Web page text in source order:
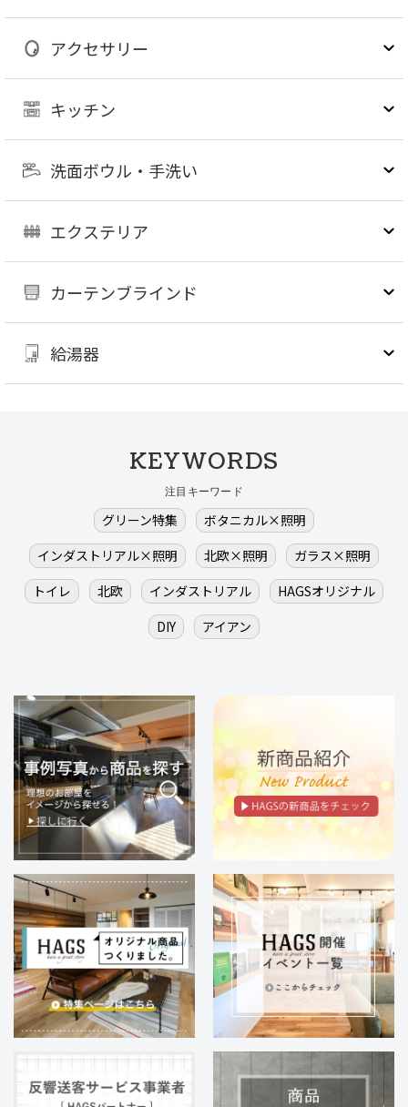
アクセサリー
キッチン
洗面ボウル・手洗い
エクステリア
カーテンブラインド
給湯器
KEYWORDS
注目キーワード
グリーン特集
ボタニカル×照明
インダストリアル×照明
北欧×照明
ガラス×照明
トイレ
北欧 インダストリアル
HAGSオリジナル
DIY
アイアン